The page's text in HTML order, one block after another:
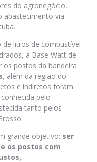
do agronegócio,
abastecimento via
de litros de combustível
a Base Watt de
os postos da bandeira
, além da região do
e indiretos foram
pelo
tanto pelos
grande objetivo: ser
os postos com